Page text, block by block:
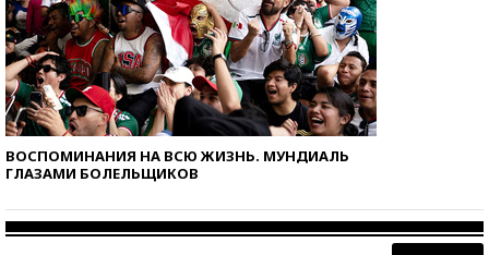
ВОСПОМИНАНИЯ НА ВСЮ ЖИЗНЬ. МУНДИАЛЬ
ГЛАЗАМИ БОЛЕЛЬЩИКОВ